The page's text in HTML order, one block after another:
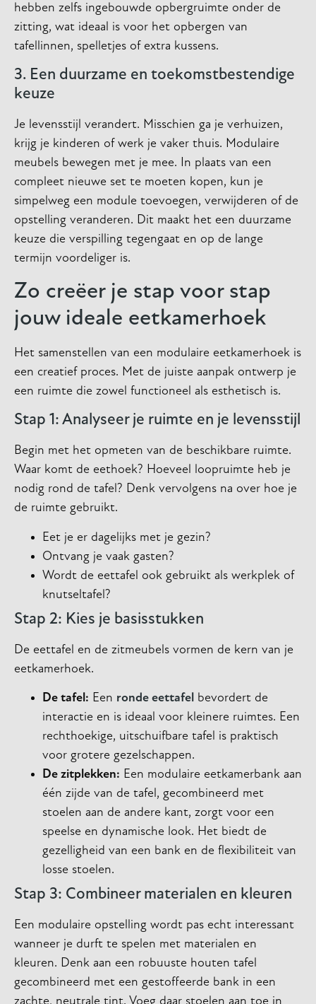
hebben zelfs ingebouwde opbergruimte onder de
zitting, wat ideaal is voor het opbergen van
tafellinnen, spelletjes of extra kussens.
3. Een duurzame en toekomstbestendige
keuze
Je levensstijl verandert. Misschien ga je verhuizen,
krijg je kinderen of werk je vaker thuis. Modulaire
meubels bewegen met je mee. In plaats van een
compleet nieuwe set te moeten kopen, kun je
simpelweg een module toevoegen, verwijderen of de
opstelling veranderen. Dit maakt het een duurzame
keuze die verspilling tegengaat en op de lange
termijn voordeliger is.
Zo creëer je stap voor stap
jouw ideale eetkamerhoek
Het samenstellen van een modulaire eetkamerhoek is
een creatief proces. Met de juiste aanpak ontwerp je
een ruimte die zowel functioneel als esthetisch is.
Stap 1: Analyseer je ruimte en je levensstijl
Begin met het opmeten van de beschikbare ruimte.
Waar komt de eethoek? Hoeveel loopruimte heb je
nodig rond de tafel? Denk vervolgens na over hoe je
de ruimte gebruikt.
Eet je er dagelijks met je gezin?
Ontvang je vaak gasten?
Wordt de eettafel ook gebruikt als werkplek of
knutseltafel?
Stap 2: Kies je basisstukken
De eettafel en de zitmeubels vormen de kern van je
eetkamerhoek.
De tafel: Een ronde eettafel bevordert de
interactie en is ideaal voor kleinere ruimtes. Een
rechthoekige, uitschuifbare tafel is praktisch
voor grotere gezelschappen.
De zitplekken: Een modulaire eetkamerbank aan
één zijde van de tafel, gecombineerd met
stoelen aan de andere kant, zorgt voor een
speelse en dynamische look. Het biedt de
gezelligheid van een bank en de flexibiliteit van
losse stoelen.
Stap 3: Combineer materialen en kleuren
Een modulaire opstelling wordt pas echt interessant
wanneer je durft te spelen met materialen en
kleuren. Denk aan een robuuste houten tafel
gecombineerd met een gestoffeerde bank in een